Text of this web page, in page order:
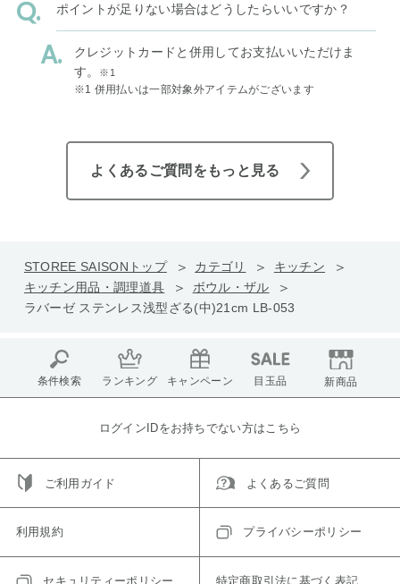
ポイントが足りない場合はどうしたらいいですか？
クレジットカードと併用してお支払いいただけま
す。
※1
※1 併用払いは一部対象外アイテムがございます
よくあるご質問をもっと見る
STOREE SAISONトップ カテゴリ
キッチン
キッチン用品・調理道具
ボウル・ザル
ラバーゼ ステンレス浅型ざる(中)21cm LB-053
条件検索 ランキング キャンペーン 目玉品 新商品
ログインIDをお持ちでない方はこちら
ご利用ガイド よくあるご質問
利用規約 プライバシーポリシー
セキュリティーポリシー 特定商取引法に基づく表記